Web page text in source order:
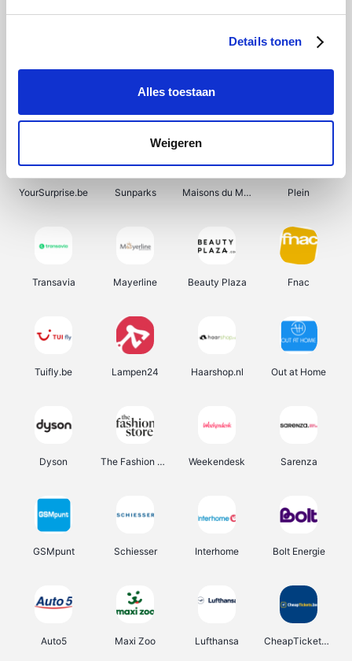
Details tonen
Alles toestaan
Weigeren
Shein Get Your Guide Bergfreunde Pazzox
YourSurprise.be Sunparks Maisons du Monde Plein
Transavia Mayerline Beauty Plaza Fnac
Tuifly.be Lampen24 Haarshop.nl Out at Home
Dyson The Fashion Store Weekendesk Sarenza
GSMpunt Schiesser Interhome Bolt Energie
Auto5 Maxi Zoo Lufthansa CheapTickets.be